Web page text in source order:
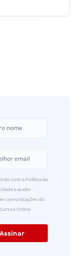
com a Política de
e aceito
comunicações do
Online.